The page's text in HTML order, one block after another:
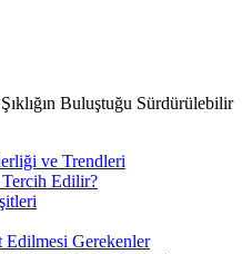
Buluştuğu Sürdürülebilir
ve Trendleri
Edilir?
Edilmesi Gerekenler